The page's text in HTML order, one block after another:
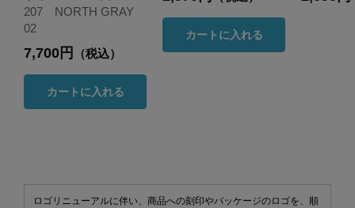
207 NORTH GRAY
02
7,700円 （税込）
カートに入れる
カートに入れる
ロゴリニューアルに伴い、商品への刻印やパッケージのロゴを、順